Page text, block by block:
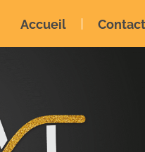
Accueil Contact